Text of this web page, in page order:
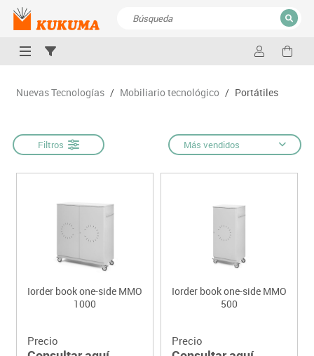
CERRAR
Nuevas Tecnologías / Mobiliario tecnológico / Portátiles
Filtros Más vendidos
Iorder book one-side MMO
1000
Precio
Iorder book one-side MMO
500
Precio